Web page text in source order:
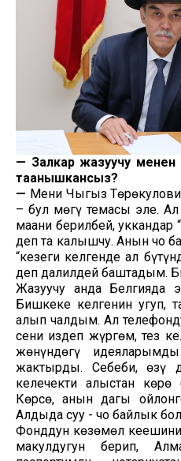
— Залкар жазуучу
таанышкансыз?
— Мени Чыңгыз
– бул мөңгү темасы эле.
маани берилбей, уккандар
деп таң калышчу. Анын чоң
“кезеги келгенде ал
деп далилдей баштадым.
Жазуучу анда Белгияда
Бишкеке келгенин угуп,
алып чалдым. Ал
сени издеп жүргөм, тез
жөнүндөгү
жактырды. Себеби, өзү
келечекти алыстан
Көрсө, анын дагы
Алдыда суу - чоң байлык
Фонддун көзөмөл
макулдугун берип,